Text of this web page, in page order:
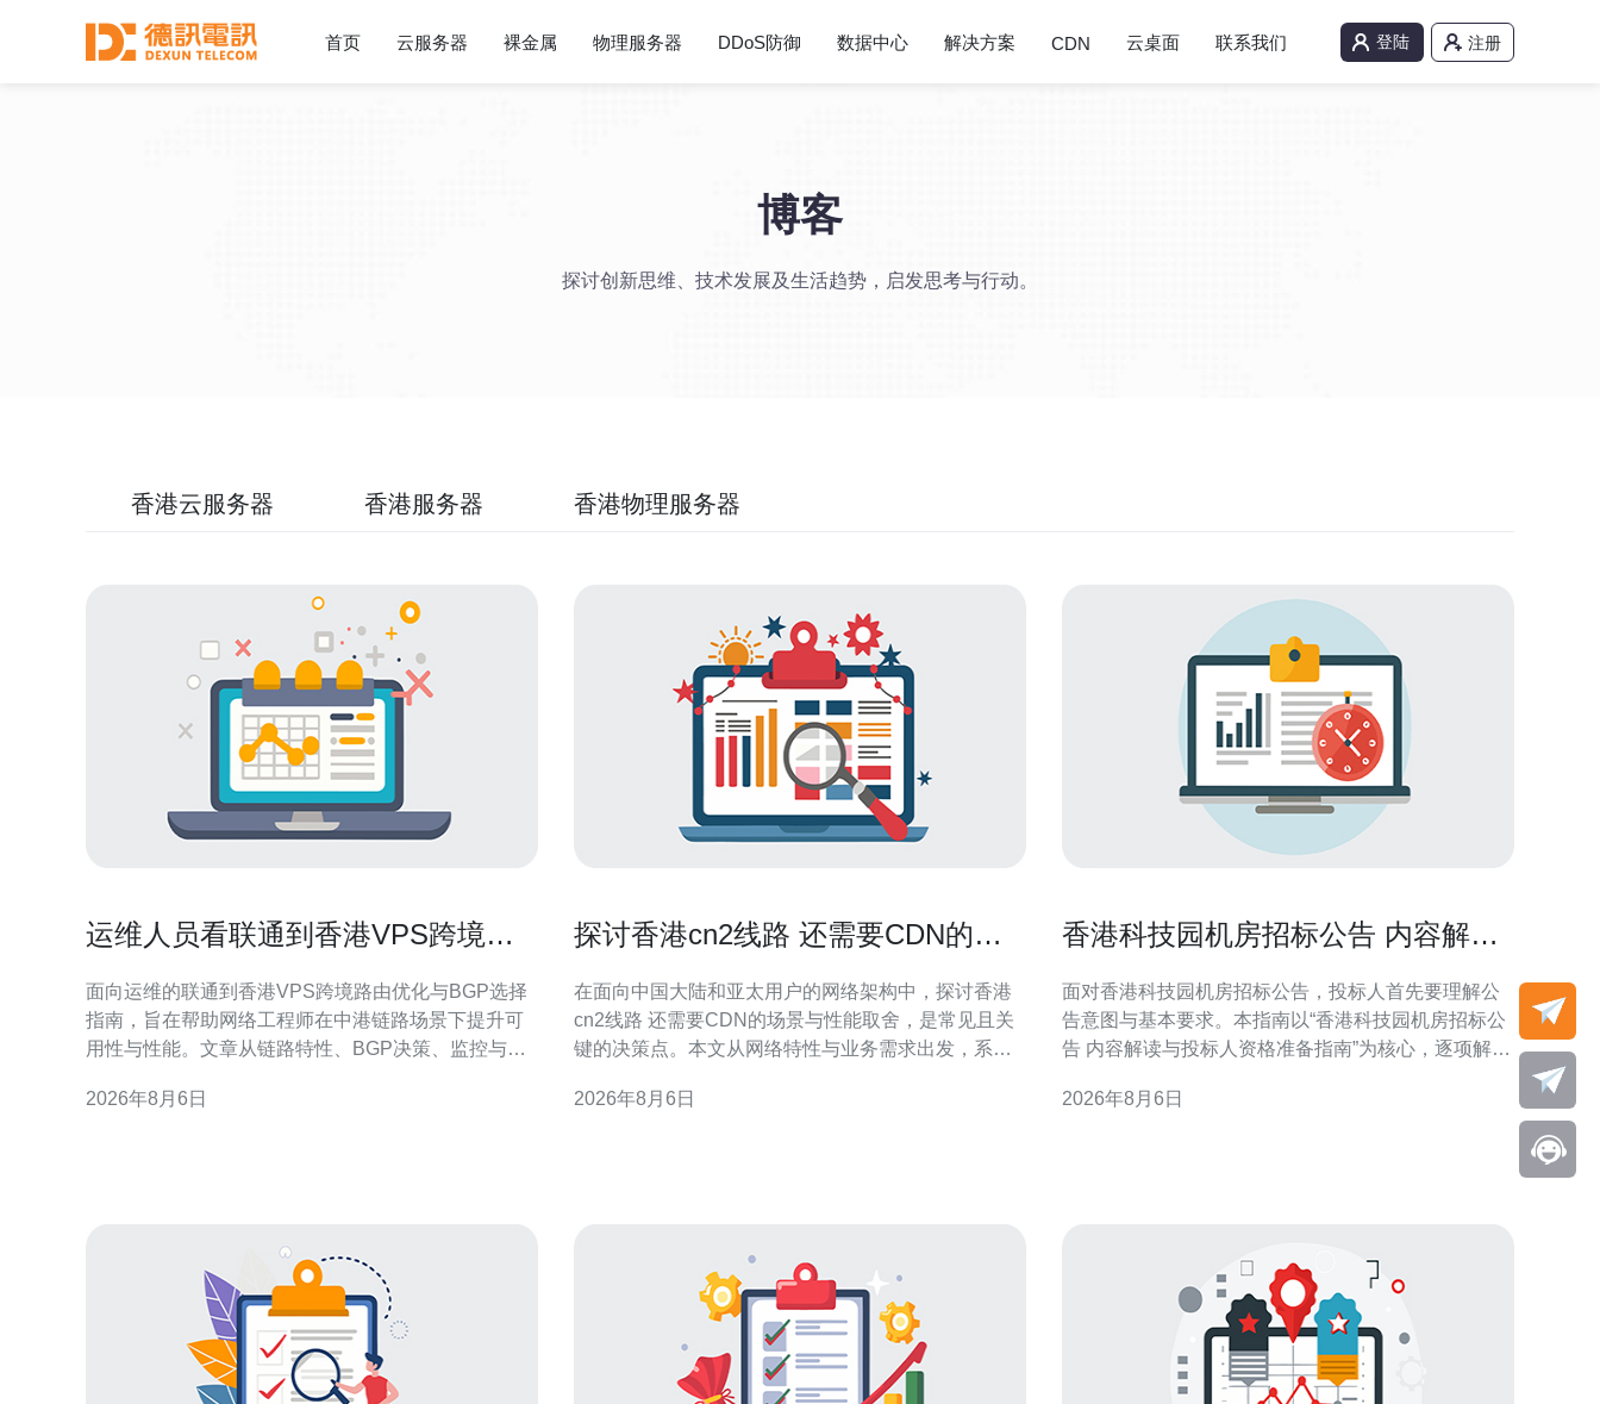
首页 云服务器 裸金属 物理服务器 DDoS防御 数据中心 解决方案 CDN 云桌面 联系我们 登陆 注册
博客
探讨创新思维、技术发展及生活趋势，启发思考与行动。
香港云服务器 香港服务器 香港物理服务器
运维人员看联通到香港VPS跨境路
面向运维的联通到香港VPS跨境路由优化与BGP选择
指南，旨在帮助网络工程师在中港链路场景下提升可
用性与性能。文章从链路特性、BGP决策、监控与流
便于在真实生产环境中实施与验证。 理解联通到香港
2026年8月6日
探讨香港cn2线路 还需要CDN的场
在面向中国大陆和亚太用户的网络架构中，探讨香港
cn2线路 还需要CDN的场景与性能取舍，是常见且关
键的决策点。本文从网络特性与业务需求出发，系统
迟、并发和可用性。 什么是香港CN2线路 香港CN2线
2026年8月6日
香港科技园机房招标公告 内容解读
面对香港科技园机房招标公告，投标人首先要理解公
告意图与基本要求。本指南以“香港科技园机房招标公
告 内容解读与投标人资格准备指南”为核心，逐项解析
准备投标文件，提升中标概率。 招标公告概览：把握
2026年8月6日